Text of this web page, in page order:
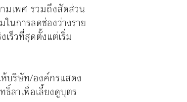
มเพศ รวมถึงสัดส่วน
นการลดช่องว่างราย
เร็วที่สุดตั้งแต่เริ่ม
ห้บริษัท/องค์กรแสดง
ลาเพื่อเลี้ยงดูบุตร